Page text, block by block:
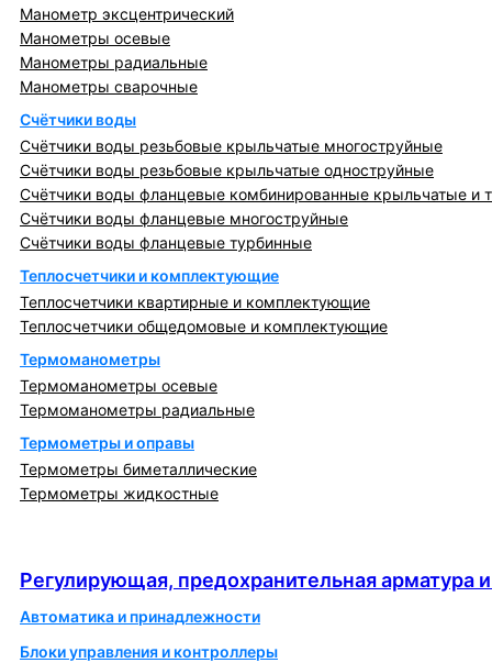
Манометр эксцентрический
Манометры осевые
Манометры радиальные
Манометры сварочные
Счётчики воды
Счётчики воды резьбовые крыльчатые многоструйные
Счётчики воды резьбовые крыльчатые одноструйные
Счётчики воды фланцевые комбинированные крыльчатые и
Счётчики воды фланцевые многоструйные
Счётчики воды фланцевые турбинные
Теплосчетчики и комплектующие
Теплосчетчики квартирные и комплектующие
Теплосчетчики общедомовые и комплектующие
Термоманометры
Термоманометры осевые
Термоманометры радиальные
Термометры и оправы
Термометры биметаллические
Термометры жидкостные
Регулирующая, предохранительная арматура
Автоматика и принадлежности
Блоки управления и контроллеры